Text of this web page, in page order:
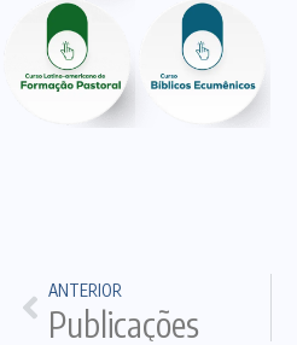
ANTERIOR
Publicações